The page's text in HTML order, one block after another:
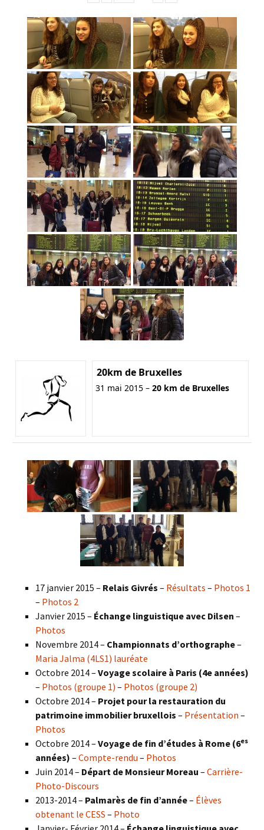
20km de Bruxelles
31 mai 2015 – 20 km de Bruxelles
17 janvier 2015 – Relais Givrés – Résultats – Photos 1
– Photos 2
Janvier 2015 – Échange linguistique avec Dilsen –
Photos
Novembre 2014 – Championnats d’orthographe–
Maria Jalma (4LS1) lauréate
Octobre 2014 – Voyage scolaire à Paris (4e années)
– Photos (groupe 1) – Photos (groupe 2)
Octobre 2014 – Projet pour la restauration du
patrimoine immobilier bruxellois – Présentation –
Photos
Octobre 2014 – Voyage de fin d’études à Rome (6es
années) – Compte-rendu – Photos
Juin 2014 – Départ de Monsieur Moreau – Carrière-
Photo-Discours
2013-2014 – Palmarès de fin d’année– Élèves
obtenant le CESS – Photo